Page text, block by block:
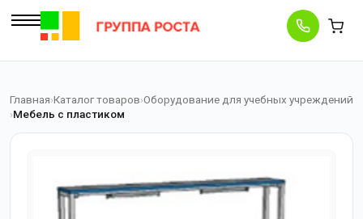
Главная Каталог товаров Оборудование для учебных учреждений
Мебель с пластиком